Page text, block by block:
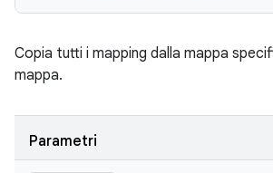
Copia tutti i mapping dalla mappa
mappa.
Parametri